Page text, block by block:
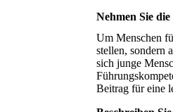
Nehmen Sie
Um Menschen
stellen, sondern
sich junge
Beitrag für eine